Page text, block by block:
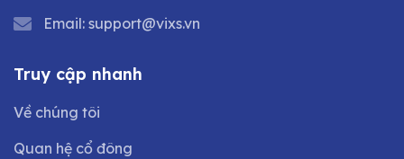
Email: support@vixs.vn
Truy cập nhanh
Về chúng tôi
Quan hệ cổ đông